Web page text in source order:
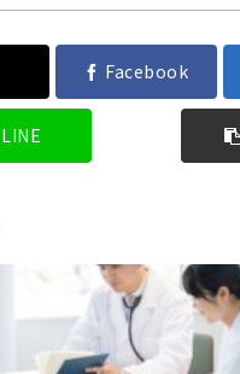
Facebook
LINE